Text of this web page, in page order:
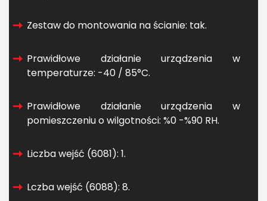
Zestaw do montowania na ścianie: tak.
Prawidłowe działanie urządzenia w
temperaturze: -40 / 85°C.
Prawidłowe działanie urządzenia w
pomieszczeniu o wilgotności: %0 -%90 RH.
Liczba wejść (6081): 1.
Lczba wejść (6088): 8.